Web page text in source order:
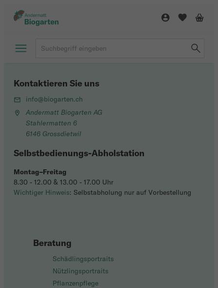
Beratung
Schädlingsportraits
Nützlingsportraits
Pflanzenpflege
Kontaktieren Sie uns
info@biogarten.ch
Andermatt Biogarten AG
Stahlermatten 6
6146 Grossdietwil
Selbstbedienungs-Abholstation
Montag–Freitag
8.30 - 12.00 & 13.00 - 17.00 Uhr
Wichtiger Hinweis: Selbstabholung nur auf Vorbestellung